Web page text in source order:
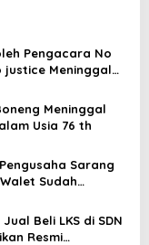
Pengacara No
justice Meninggal
Meninggal
Usia 76 th
Sarang
Sudah
Desak Polda Jambi
Penahanan
Beli LKS di SDN
Resmi